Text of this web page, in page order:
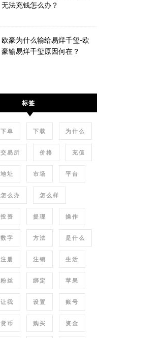
无法充钱怎么办？
欧豪为什么输给易烊千玺-欧
豪输易烊千玺原因何在？
标签
下单 下载 为什么
交易所 价格 充值
地址 市场 平台
怎么办 怎么样
投资 提现 操作
数字 方法 是什么
注册 注销 生活
粉丝 绑定 苹果
让我 设置 账号
货币 购买 资金